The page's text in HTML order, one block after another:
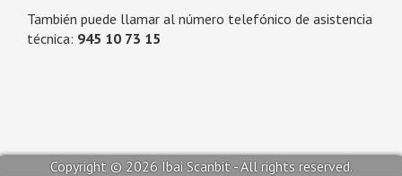
También puede llamar al número telefónico de asistencia
técnica: 945 10 73 15
Copyright © 2026 Ibai Scanbit - All rights reserved.